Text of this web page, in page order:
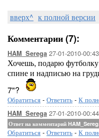
вверх^ к полной версии
Комментарии (7):
HAM_Serega 27-01-2010-00:43
Хочешь, подарю
спине и надписью на
7"?
Обратиться - Ответить - К
HAM_Serega 27-01-2010-00:44
Ответ на комментарий
Обратиться - Ответить - К